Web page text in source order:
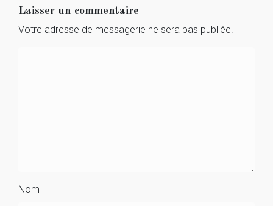
Laisser un commentaire
Votre adresse de messagerie ne sera pas publiée.
Nom